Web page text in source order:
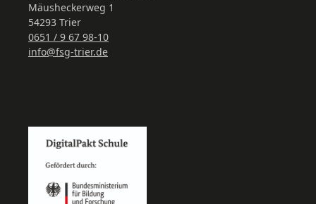
Mäusheckerweg 1
54293 Trier
0651 / 9 67 98-10
info@fsg-trier.de